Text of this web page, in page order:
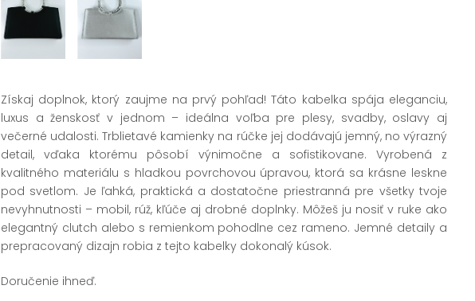
Získaj doplnok, ktorý zaujme na prvý pohľad! Táto kabelka spája eleganciu,
luxus a ženskosť v jednom – ideálna voľba pre plesy, svadby, oslavy aj
večerné udalosti. Trblietavé kamienky na rúčke jej dodávajú jemný, no výrazný
detail, vďaka ktorému pôsobí výnimočne a sofistikovane. Vyrobená z
kvalitného materiálu s hladkou povrchovou úpravou, ktorá sa krásne leskne
pod svetlom. Je ľahká, praktická a dostatočne priestranná pre všetky tvoje
nevyhnutnosti – mobil, rúž, kľúče aj drobné doplnky. Môžeš ju nosiť v ruke ako
elegantný clutch alebo s remienkom pohodlne cez rameno. Jemné detaily a
prepracovaný dizajn robia z tejto kabelky dokonalý kúsok.
Doručenie ihneď.